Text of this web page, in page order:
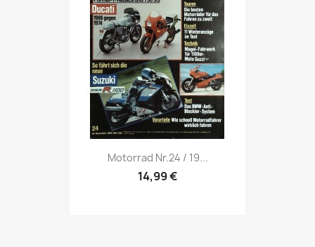
Vorschau
Motorrad Nr.24 / 19...
14,99 €